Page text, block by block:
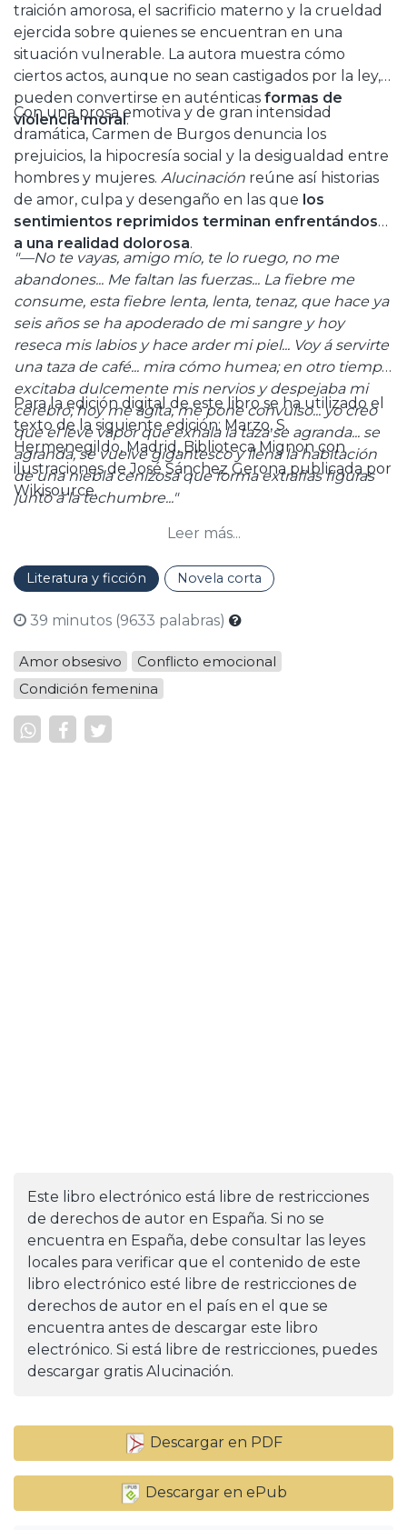
traición amorosa, el sacrificio materno y la crueldad
ejercida sobre quienes se encuentran en una
situación vulnerable. La autora muestra cómo
ciertos actos, aunque no sean castigados por la ley,
pueden convertirse en auténticas formas de
violencia moral.
Con una prosa emotiva y de gran intensidad
dramática, Carmen de Burgos denuncia los
prejuicios, la hipocresía social y la desigualdad entre
hombres y mujeres. Alucinación reúne así historias
de amor, culpa y desengaño en las que los
sentimientos reprimidos terminan enfrentándose
a una realidad dolorosa.
"—No te vayas, amigo mío, te lo ruego, no me
abandones... Me faltan las fuerzas... La fiebre me
consume, esta fiebre lenta, lenta, tenaz, que hace ya
seis años se ha apoderado de mi sangre y hoy
reseca mis labios y hace arder mi piel... Voy á servirte
una taza de café... mira cómo humea; en otro tiempo,
excitaba dulcemente mis nervios y despejaba mi
cerebro; hoy me agita, me pone convulso... yo creo
que el leve vapor que exhala la taza se agranda... se
agranda, se vuelve gigantesco y llena la habitación
de una niebla cenizosa que forma extrafias figuras
junto á la techumbre..."
Para la edición digital de este libro se ha utilizado el
texto de la siguiente edición: Marzo, S.
Hermenegildo, Madrid, Biblioteca Mignon con
ilustraciones de José Sánchez Gerona publicada por
Wikisource.
Leer más...
Literatura y ficción Novela corta
39 minutos (9633 palabras)
Amor obsesivo
Conflicto emocional
Condición femenina
Este libro electrónico está libre de restricciones
de derechos de autor en España. Si no se
encuentra en España, debe consultar las leyes
locales para verificar que el contenido de este
libro electrónico esté libre de restricciones de
derechos de autor en el país en el que se
encuentra antes de descargar este libro
electrónico. Si está libre de restricciones, puedes
descargar gratis Alucinación.
Descargar en PDF
Descargar en ePub